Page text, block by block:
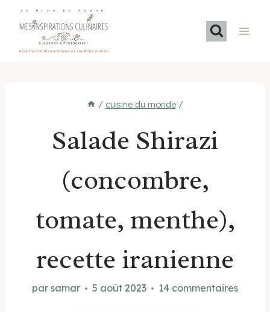
LE BLOG DE SAMAR
Recettes méditerranéennes et familiales maison
/ cuisine du monde /
Salade Shirazi
(concombre,
tomate, menthe),
recette iranienne
par samar 5 août 2023 14 commentaires